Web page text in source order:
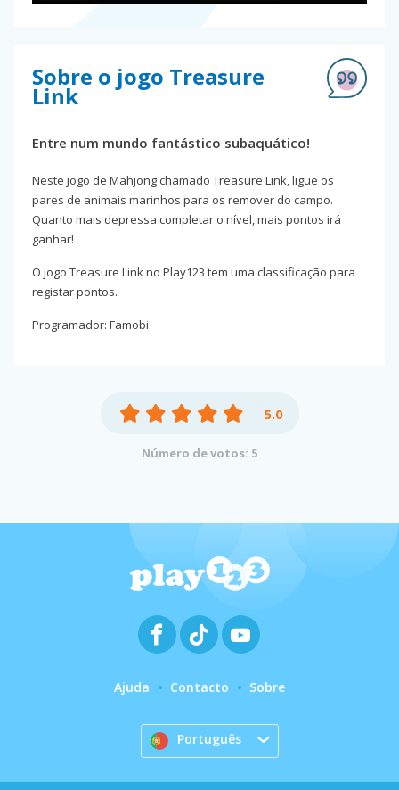
Sobre o jogo Treasure
Link
Entre num mundo fantástico subaquático!
Neste jogo de Mahjong chamado Treasure Link, ligue os
pares de animais marinhos para os remover do campo.
Quanto mais depressa completar o nível, mais pontos irá
ganhar!
O jogo Treasure Link no Play123 tem uma classificação para
registar pontos.
Programador: Famobi
5.0
Número de votos: 5
Ajuda Contacto Sobre
Português